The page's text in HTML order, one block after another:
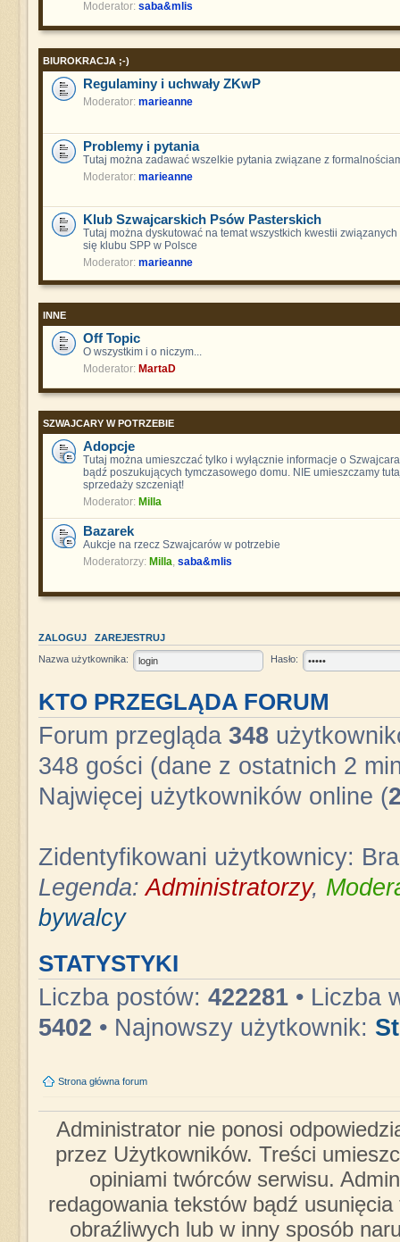
Moderator: saba&mlis
BIUROKRACJA ;-)
Regulaminy i uchwały ZKwP
Moderator: marieanne
Problemy i pytania
Tutaj można zadawać wszelkie pytania związane z
Moderator: marieanne
Klub Szwajcarskich Psów Pasterskich
Tutaj można dyskutować na temat wszystkich kwestii
się klubu SPP w Polsce
Moderator: marieanne
INNE
Off Topic
O wszystkim i o niczym...
Moderator: MartaD
SZWAJCARY W POTRZEBIE
Adopcje
Tutaj można umieszczać tylko i wyłącznie informacje o
bądź poszukujących tymczasowego domu. NIE umieszczamy
sprzedaży szczeniąt!
Moderator: Milla
Bazarek
Aukcje na rzecz Szwajcarów w potrzebie
Moderatorzy: Milla saba&mlis
ZALOGUJ ZAREJESTRUJ
Nazwa użytkownika: Hasło:
KTO PRZEGLĄDA FORUM
Forum przegląda 348
348 gości (dane z ostatnich 2
Najwięcej użytkowników online (
Zidentyfikowani użytkownicy:
Legenda:Administratorzy,
bywalcy
STATYSTYKI
Liczba postów: 422281• Liczba
5402 • Najnowszy użytkownik:
Strona główna forum
Administrator nie ponosi
przez Użytkowników. Treści
opiniami twórców serwisu.
redagowania tekstów bądź
obraźliwych lub w inny sposób